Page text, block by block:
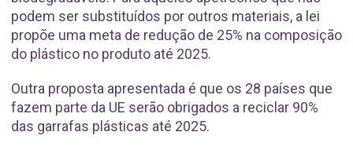
podem ser substituídos por outros materiais, a lei
propõe uma meta de redução de 25% na composição
do plástico no produto até 2025.
Outra proposta apresentada é que os 28 países que
fazem parte da UE serão obrigados a reciclar 90%
das garrafas plásticas até 2025.